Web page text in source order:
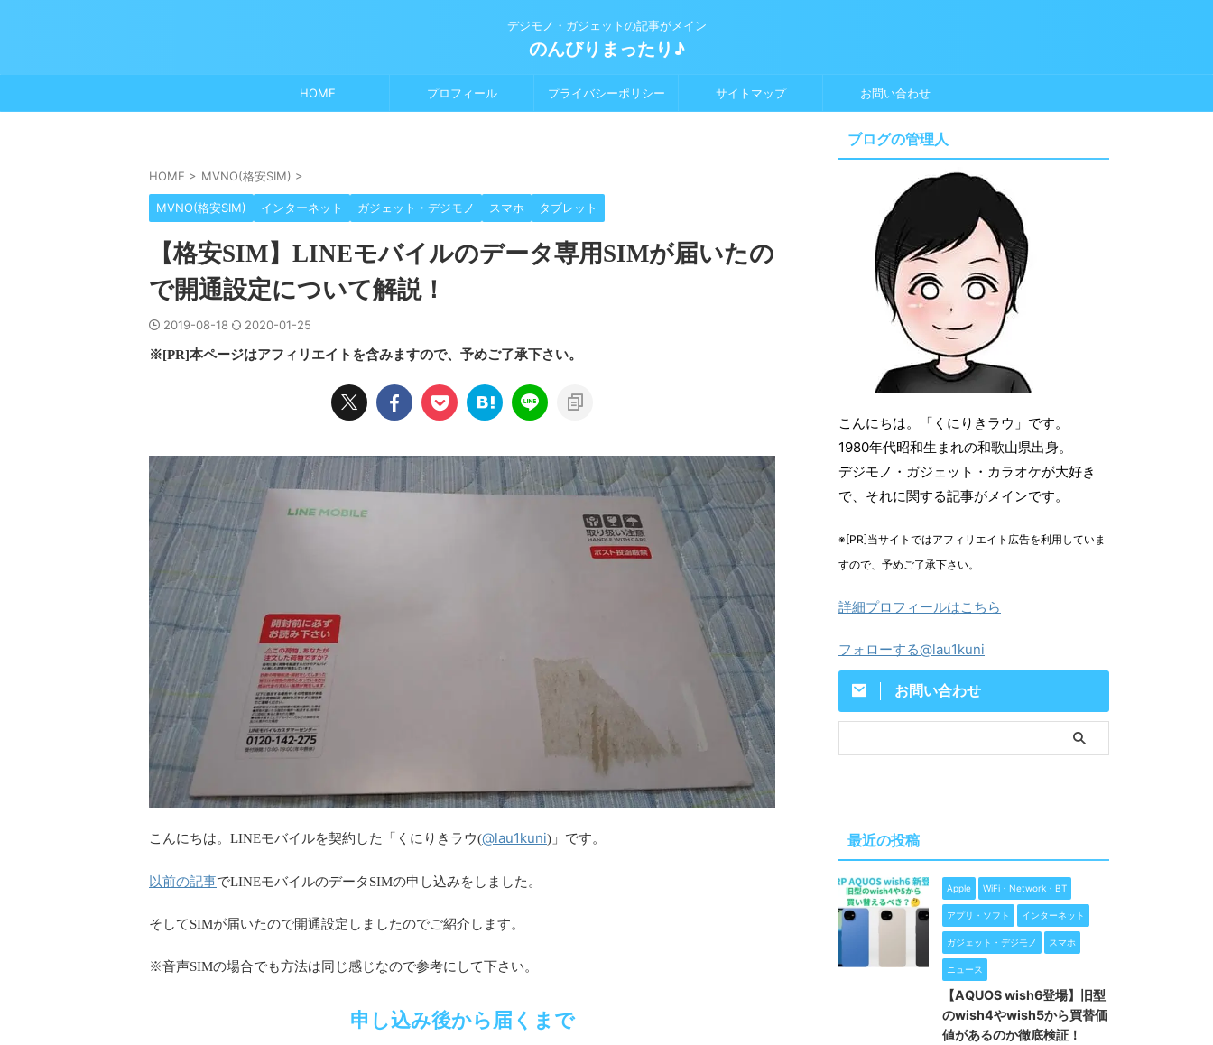
デジモノ・ガジェットの記事がメイン
のんびりまったり♪
HOME プロフィール プライバシーポリシー サイトマップ お問い合わせ
HOME > MVNO(格安SIM) >
MVNO(格安SIM) インターネット ガジェット・デジモノ スマホ タブレット
【格安SIM】LINEモバイルのデータ専用SIMが届いたの
で開通設定について解説！
2019-08-18 2020-01-25
※[PR]本ページはアフィリエイトを含みますので、予めご了承下さい。
こんにちは。LINEモバイルを契約した「くにりきラウ(@lau1kuni)」です。
以前の記事でLINEモバイルのデータSIMの申し込みをしました。
そしてSIMが届いたので開通設定しましたのでご紹介します。
※音声SIMの場合でも方法は同じ感じなので参考にして下さい。
申し込み後から届くまで
ブログの管理人
こんにちは。「くにりきラウ」です。
1980年代昭和生まれの和歌山県出身。
デジモノ・ガジェット・カラオケが大好き
で、それに関する記事がメインです。
※[PR]当サイトではアフィリエイト広告を利用していま
すので、予めご了承下さい。
詳細プロフィールはこちら
フォローする@lau1kuni
お問い合わせ
最近の投稿
Apple WiFi・Network・BT
アプリ・ソフト インターネット
ガジェット・デジモノ スマホ
ニュース
【AQUOS wish6登場】旧型
のwish4やwish5から買替価
値があるのか徹底検証！